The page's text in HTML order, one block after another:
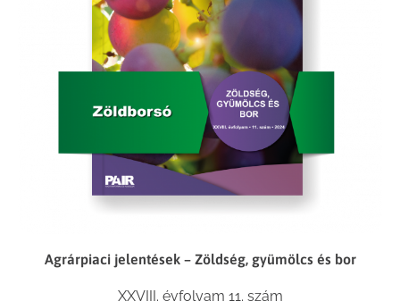
Agrárpiaci jelentések – Zöldség, gyümölcs és bor
XXVIII. évfolyam 11. szám